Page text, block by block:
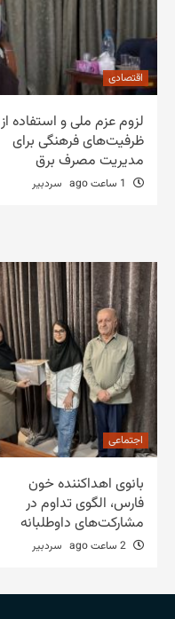
اقتصادی
لزوم عزم ملی و استفاده از
ظرفیت‌های فرهنگی برای
مدیریت مصرف برق
سردبیر
اجتماعی
بانوی اهداکننده خون
فارس، الگوی تداوم در
مشارکت‌های داوطلبانه
سردبیر